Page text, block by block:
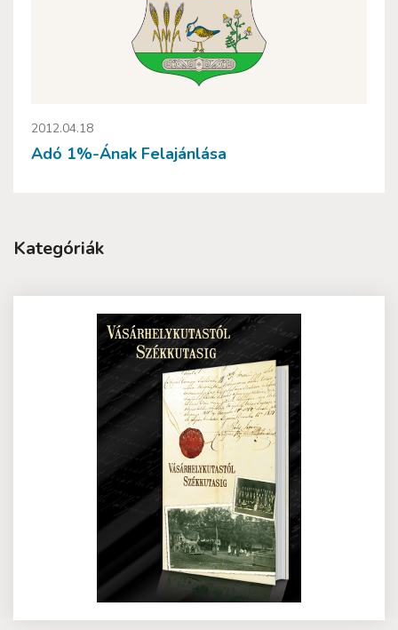
2012.04.18
Adó 1%-Ának Felajánlása
Kategóriák